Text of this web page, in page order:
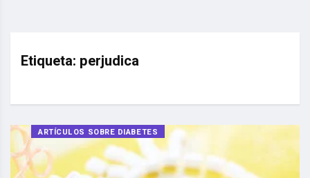
Etiqueta: perjudica
ARTÍCULOS SOBRE DIABETES